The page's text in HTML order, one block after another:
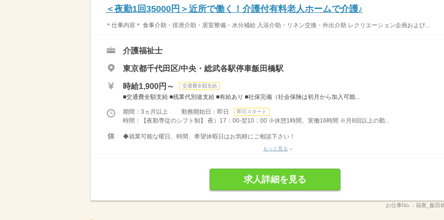
＜夜勤1回35000円＞近所で働く！介護付有料老人ホームで介護♪
＊仕事内容＊ 食事介助・排泄介助・居室整備・水分補給 入浴介助・リネン交換・外出介助 レクリエーション企画および...
介護福祉士
東京都千代田区/中央・総武各駅停車飯田橋駅
時給1,900円～ 交通費全額支給
■交通費全額支給 ■残業代別途支給 ■有給あり ■社保完備（社会保険は初月から加入可能...
期間：3ヵ月以上 勤務開始日：即日 即日スタート
時間：【夜勤専従のシフト制】 夜）17：00-翌10：00 ※休憩1時間、実働16時間 ※月8回以上の勤...
◆就業可能な曜日、時間、希望休暇日はお気軽にご相談下さい！
もっと見る
求人詳細を見る
お仕事No.： 福夜_飯田